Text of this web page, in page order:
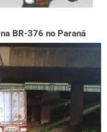
BR-376 no Paraná